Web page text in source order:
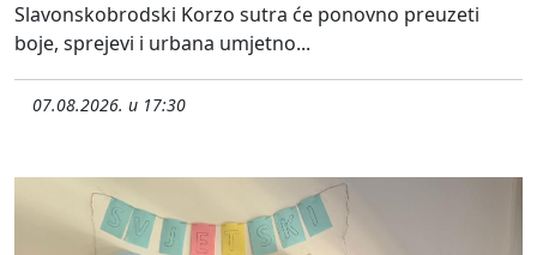
Slavonskobrodski Korzo sutra će ponovno preuzeti
boje, sprejevi i urbana umjetno...
07.08.2026. u 17:30